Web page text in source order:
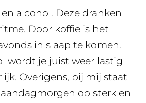
alcohol. Deze dranken
Door koffie is het
in slaap te komen.
wordt je juist weer lastig
Overigens, bij mij staat
op sterk en